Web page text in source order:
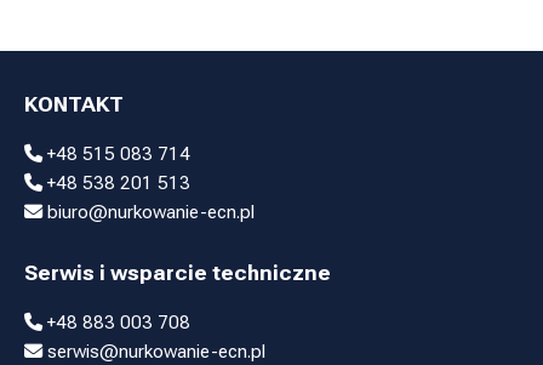
KONTAKT
+48 515 083 714
+48 538 201 513
biuro@nurkowanie-ecn.pl
Serwis i wsparcie techniczne
+48 883 003 708
serwis@nurkowanie-ecn.pl